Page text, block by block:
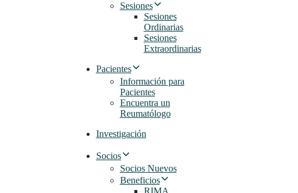
Sesiones
Sesiones
Ordinarias
Sesiones
Extraordinarias
Pacientes
Información para
Pacientes
Encuentra un
Reumatólogo
Investigación
Socios
Socios Nuevos
Beneficios